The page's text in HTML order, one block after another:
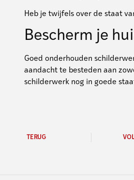
Heb je twijfels over de staat
Bescherm je
Goed onderhouden
aandacht te besteden aan
schilderwerk nog in goede
TERUG